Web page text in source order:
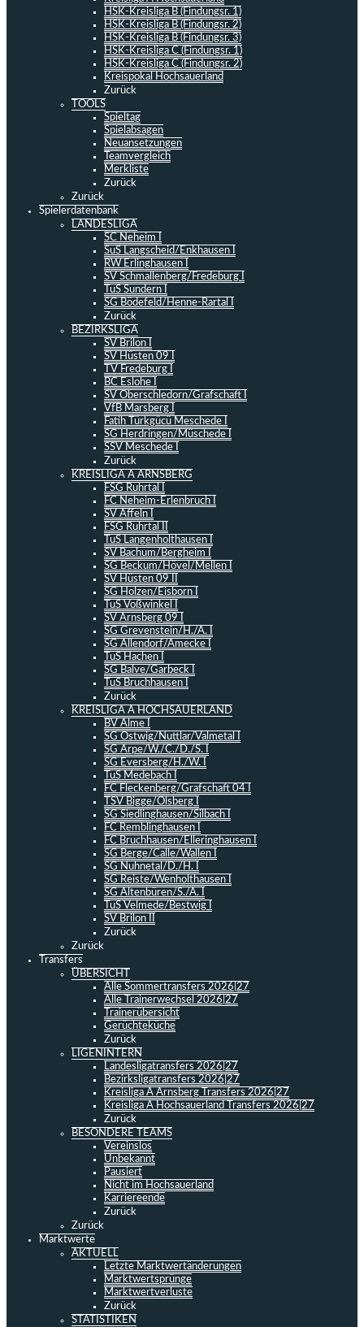
HSK-Kreisliga B (Findungsr. 1)
HSK-Kreisliga B (Findungsr. 2)
HSK-Kreisliga B (Findungsr. 3)
HSK-Kreisliga C (Findungsr. 1)
HSK-Kreisliga C (Findungsr. 2)
Kreispokal Hochsauerland
Zurück
TOOLS
Spieltag
Spielabsagen
Neuansetzungen
Teamvergleich
Merkliste
Zurück
Zurück
Spielerdatenbank
LANDESLIGA
SC Neheim I
SuS Langscheid/Enkhausen I
RW Erlinghausen I
SV Schmallenberg/Fredeburg I
TuS Sundern I
SG Bödefeld/Henne-Rartal I
Zurück
BEZIRKSLIGA
SV Brilon I
SV Hüsten 09 I
TV Fredeburg I
BC Eslohe I
SV Oberschledorn/Grafschaft I
VfB Marsberg I
Fatih Türkgücü Meschede I
SG Herdringen/Müschede I
SSV Meschede I
Zurück
KREISLIGA A ARNSBERG
FSG Ruhrtal I
FC Neheim-Erlenbruch I
SV Affeln I
FSG Ruhrtal II
TuS Langenholthausen I
SV Bachum/Bergheim I
SG Beckum/Hövel/Mellen I
SV Hüsten 09 II
SG Holzen/Eisborn I
TuS Voßwinkel I
SV Arnsberg 09 I
SG Grevenstein/H./A. I
SG Allendorf/Amecke I
TuS Hachen I
SG Balve/Garbeck I
TuS Bruchhausen I
Zurück
KREISLIGA A HOCHSAUERLAND
BV Alme I
SG Ostwig/Nuttlar/Valmetal I
SG Arpe/W./C./D./S. I
SG Eversberg/H./W. I
TuS Medebach I
FC Fleckenberg/Grafschaft 04 I
TSV Bigge/Olsberg I
SG Siedlinghausen/Silbach I
FC Remblinghausen I
FC Bruchhausen/Elleringhausen I
SG Berge/Calle/Wallen I
SG Nuhnetal/D./H. I
SG Reiste/Wenholthausen I
SG Altenbüren/S./A. I
TuS Velmede/Bestwig I
SV Brilon II
Zurück
Zurück
Transfers
ÜBERSICHT
Alle Sommertransfers 2026|27
Alle Trainerwechsel 2026|27
Trainerübersicht
Gerüchteküche
Zurück
LIGENINTERN
Landesligatransfers 2026|27
Bezirksligatransfers 2026|27
Kreisliga A Arnsberg Transfers 2026|27
Kreisliga A Hochsauerland Transfers 2026|27
Zurück
BESONDERE TEAMS
Vereinslos
Unbekannt
Pausiert
Nicht im Hochsauerland
Karriereende
Zurück
Zurück
Marktwerte
AKTUELL
Letzte Marktwertänderungen
Marktwertsprünge
Marktwertverluste
Zurück
STATISTIKEN